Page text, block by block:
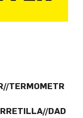
TERMOMETR
DAD